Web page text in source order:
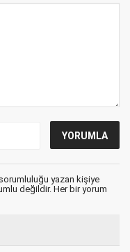
yazan kişiye
değildir. Her bir yorum